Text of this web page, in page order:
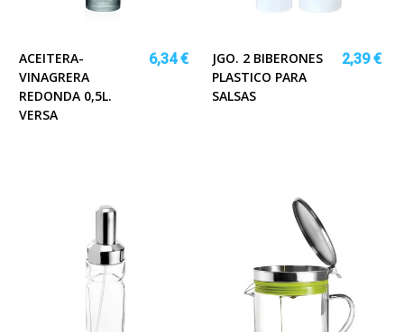
ACEITERA-
VINAGRERA
REDONDA 0,5L.
VERSA
6,34 €
JGO. 2 BIBERONES
PLASTICO PARA
SALSAS
2,39 €